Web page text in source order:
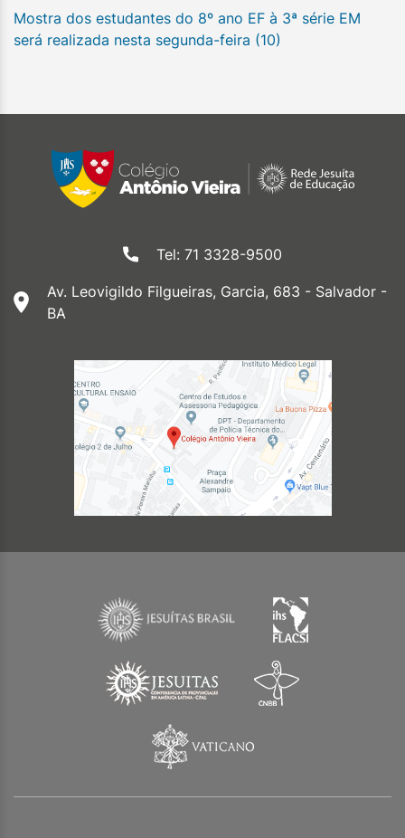
Mostra dos estudantes do 8º ano EF à 3ª série EM
será realizada nesta segunda-feira (10)
Tel: 71 3328-9500
Av. Leovigildo Filgueiras, Garcia, 683 - Salvador -
BA